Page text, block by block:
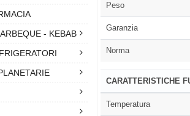
Peso
Garanzia
Norma
CARATTERISTICHE
Temperatura
- KEBAB